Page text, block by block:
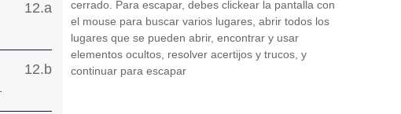
cerrado. Para escapar, debes clickear la pantalla con
el mouse para buscar varios lugares, abrir todos los
lugares que se pueden abrir, encontrar y usar
elementos ocultos, resolver acertijos y trucos, y
continuar para escapar